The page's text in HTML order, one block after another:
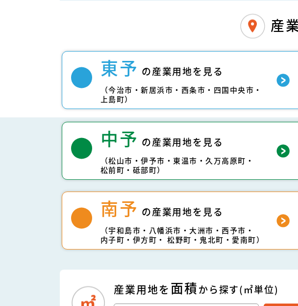
産
東予 の産業用地を見る
（今治市・新居浜市・西条市・四国中央市・
上島町）
中予 の産業用地を見る
（松山市・伊予市・東温市・久万高原町・
松前町・砥部町）
南予 の産業用地を見る
（宇和島市・八幡浜市・大洲市・西予市・
内子町・伊方町・ 松野町・鬼北町・愛南町）
産業用地を 面積から探す(㎡単位)